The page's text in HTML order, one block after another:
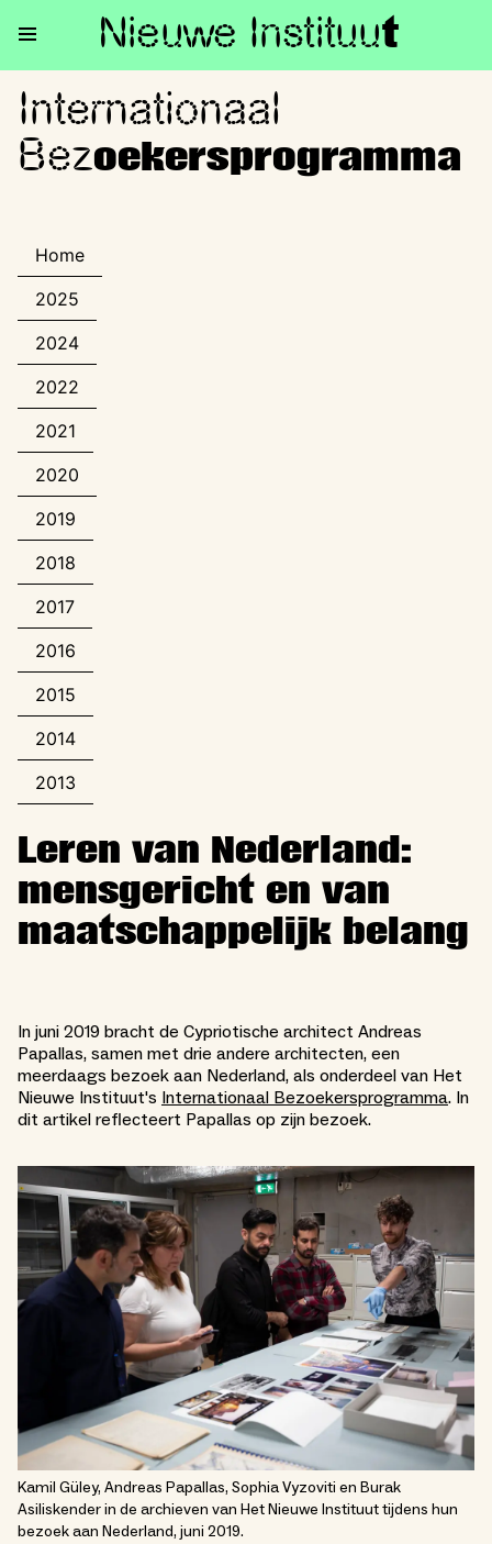
Nieuwe Instituut
Internationaal
Internationaal
Bezoekersprogramma
Home
2025
2024
2022
2021
2020
2019
2018
2017
2016
2015
2014
2013
Leren van Nederland:
mensgericht en van
maatschappelijk belang
In juni 2019 bracht de Cypriotische architect Andreas
Papallas, samen met drie andere architecten, een
meerdaags bezoek aan Nederland, als onderdeel van Het
Nieuwe Instituut's Internationaal Bezoekersprogramma. In
dit artikel reflecteert Papallas op zijn bezoek.
Kamil Güley, Andreas Papallas, Sophia Vyzoviti en Burak
Asiliskender in de archieven van Het Nieuwe Instituut tijdens hun
bezoek aan Nederland, juni 2019.